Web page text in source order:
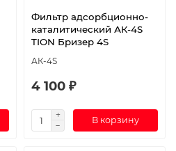
Фильтр адсорбционно-
каталитический АК-4S
TION Бризер 4S
АК-4S
4 100 ₽
В корзину